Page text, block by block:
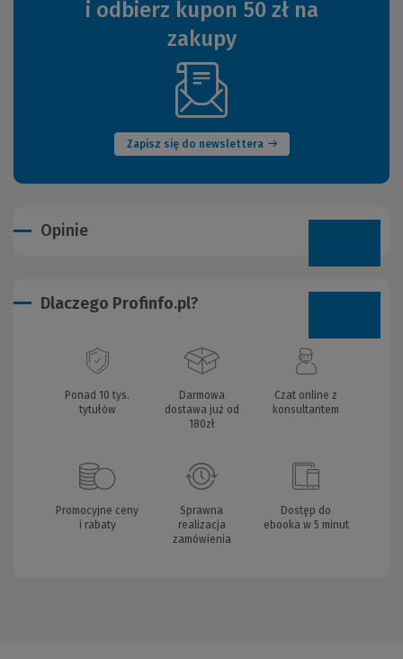
i odbierz kupon 50 zł na
zakupy
Zapisz się do newslettera
(Nowe
okno)
Opinie
Dlaczego Profinfo.pl?
Ponad 10 tys.
tytułów
Darmowa
dostawa już od
180zł
Czat online z
konsultantem
Promocyjne ceny
i rabaty
Sprawna
realizacja
zamówienia
Dostęp do
ebooka w 5 minut